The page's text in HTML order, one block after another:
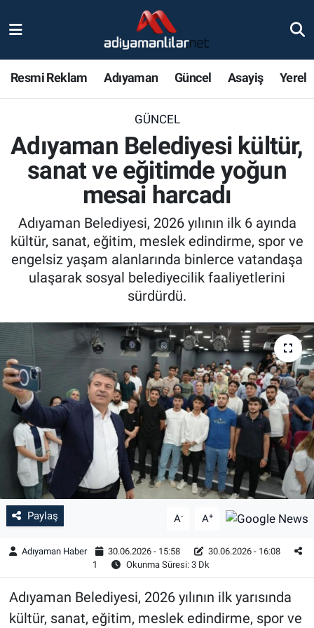
Resmi Reklam Adıyaman Güncel Asayiş Yerel
GÜNCEL
Adıyaman Belediyesi kültür,
sanat ve eğitimde yoğun
mesai harcadı
Adıyaman Belediyesi, 2026 yılının ilk 6 ayında
kültür, sanat, eğitim, meslek edindirme, spor ve
engelsiz yaşam alanlarında binlerce vatandaşa
ulaşarak sosyal belediyecilik faaliyetlerini
sürdürdü.
Paylaş A- A+
Adıyaman Haber 30.06.2026 - 15:58
30.06.2026 - 16:08
1
Okunma Süresi: 3 Dk
Adıyaman Belediyesi, 2026 yılının ilk yarısında
kültür, sanat, eğitim, meslek edindirme, spor ve
Magazin
Bölge Haberleri
Gündem
Asayiş
Özel Haber
Kültür Sanat
Eğitim
Ekonomi
Yaşam
Çevre
BİLİM VE TEKNOLOJİ
Şambayat Haber
Nöbetçi Eczaneler
Adiyaman Namaz Vakitleri
Trafik Durumu
Süper Lig Puan Durumu ve Fikstür
Tüm Manşetler
Son Dakika Haberleri